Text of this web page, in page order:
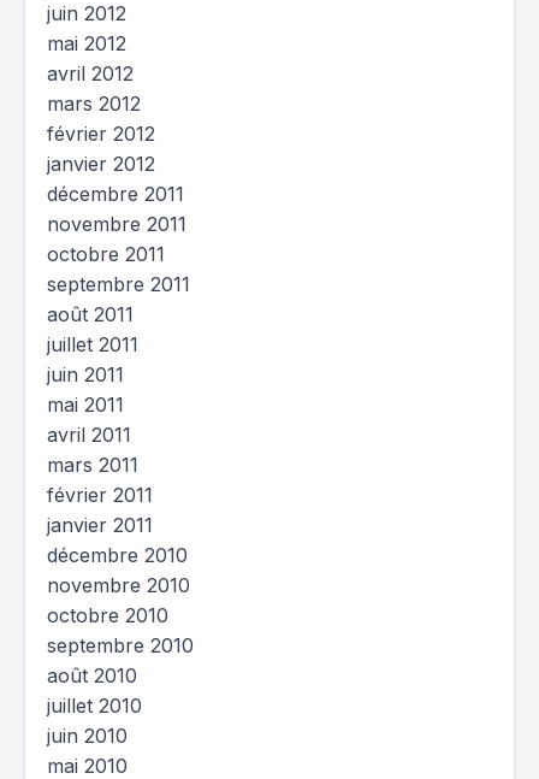
juin 2012
mai 2012
avril 2012
mars 2012
février 2012
janvier 2012
décembre 2011
novembre 2011
octobre 2011
septembre 2011
août 2011
juillet 2011
juin 2011
mai 2011
avril 2011
mars 2011
février 2011
janvier 2011
décembre 2010
novembre 2010
octobre 2010
septembre 2010
août 2010
juillet 2010
juin 2010
mai 2010